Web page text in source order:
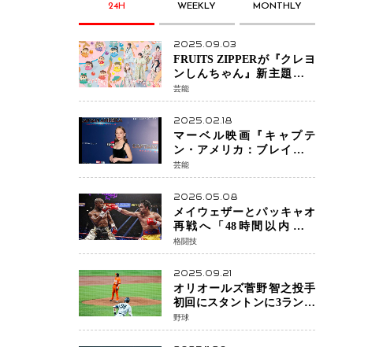
24H WEEKLY MONTHLY
2025.09.03
FRUITS ZIPPERが『クレヨ
ンしんちゃん』新主題歌を
担当
芸能
2025.02.18
マーベル映画『キャプテ
ン・アメリカ：ブレイブ・
ニュー・ワールド』 新ブラ
ック・ウィドウ役のシラ・
ハースとは！？
芸能
2026.05.08
メイウェザーとパッキャオ
再戦へ「48時間以内に決
着」公式戦かエキシビショ
ンか混迷続く
格闘技
2025.09.21
オリオールズ菅野智之投手
初回にスタントンに3ラン被
弾 3回6安打4失点で降板
野球